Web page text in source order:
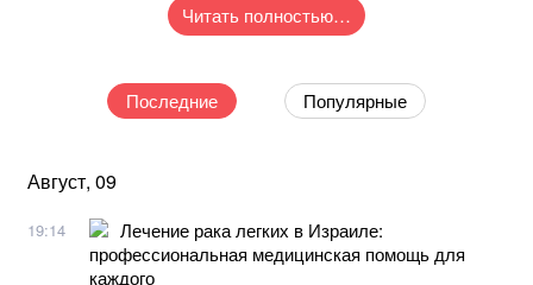
Читать полностью…
Последние Популярные
Август, 09
19:14
Лечение рака легких в Израиле:
профессиональная медицинская помощь для
каждого